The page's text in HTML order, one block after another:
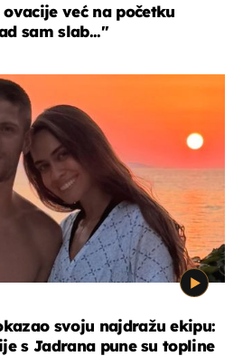
već na početku
sam slab..."
svoju najdražu ekipu:
s Jadrana pune su topline